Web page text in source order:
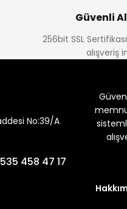
Güvenli
256bit SSL
alışveriş
No:39/A
458 47 17